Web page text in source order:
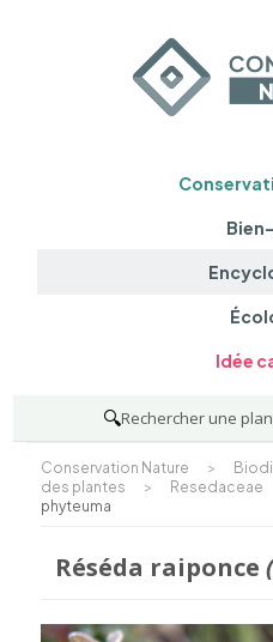
Idée
🔍Rechercher une
Conservation Nature >
des plantes
> Resedaceae
phyteuma
Réséda raiponce